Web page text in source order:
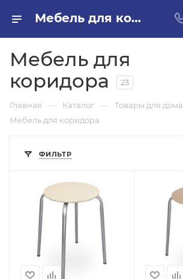
Мебель для коридора в ПИЛОН — купить стройматериалы в интернет-магазине ПИЛОН с доставкой оптом и в розницу
Мебель для
коридора
23
Главная — Каталог — Товары для дома
Мебель для коридора
ФИЛЬТР